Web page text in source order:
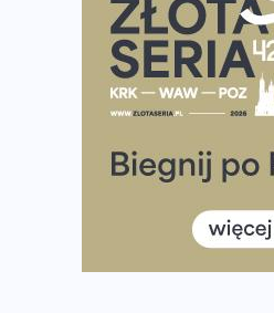
Tętno vs tempo – czym
Co ma dużo białka? Produkty,
Rozbiegany Olsztyn szykuje się
Już w tę sobotę 35. Bieg
Wystartuje rekordowa liczba
35. Bieg Powstania
poradnik przed startem